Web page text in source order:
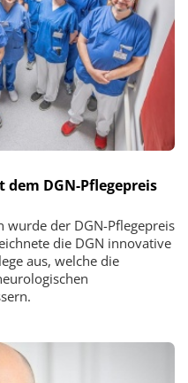
DGN-Pflegepreis
wurde der DGN-Pflegepreis
die DGN innovative
aus, welche die